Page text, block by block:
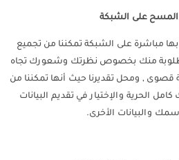
المسح على الشبكة
مباشرة على الشبكة تمكننا من تجميع
منك بخصوص نظرتك وشعورك تجاه
قصوى , ومحل تقديرنا حيث أنها تمكننا من
الحرية والإختيار في تقديم البيانات
والبيانات الأخرى.